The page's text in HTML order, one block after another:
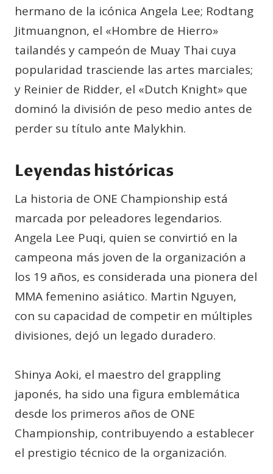
hermano de la icónica Angela Lee; Rodtang
Jitmuangnon, el «Hombre de Hierro»
tailandés y campeón de Muay Thai cuya
popularidad trasciende las artes marciales;
y Reinier de Ridder, el «Dutch Knight» que
dominó la división de peso medio antes de
perder su título ante Malykhin.
Leyendas históricas
La historia de ONE Championship está
marcada por peleadores legendarios.
Angela Lee Puqi, quien se convirtió en la
campeona más joven de la organización a
los 19 años, es considerada una pionera del
MMA femenino asiático. Martin Nguyen,
con su capacidad de competir en múltiples
divisiones, dejó un legado duradero.
Shinya Aoki, el maestro del grappling
japonés, ha sido una figura emblemática
desde los primeros años de ONE
Championship, contribuyendo a establecer
el prestigio técnico de la organización.